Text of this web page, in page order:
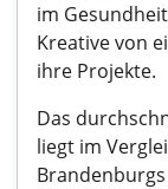
im
Kreative von
ihre Projekte.
Das
liegt im